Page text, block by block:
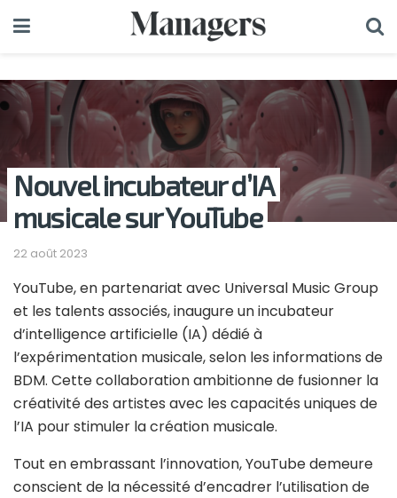
Nouvel incubateur d’IA
musicale sur YouTube
22 août 2023
YouTube, en partenariat avec Universal Music Group
et les talents associés, inaugure un incubateur
d’intelligence artificielle (IA) dédié à
l’expérimentation musicale, selon les informations de
BDM. Cette collaboration ambitionne de fusionner la
créativité des artistes avec les capacités uniques de
l’IA pour stimuler la création musicale.
Tout en embrassant l’innovation, YouTube demeure
conscient de la nécessité d’encadrer l’utilisation de